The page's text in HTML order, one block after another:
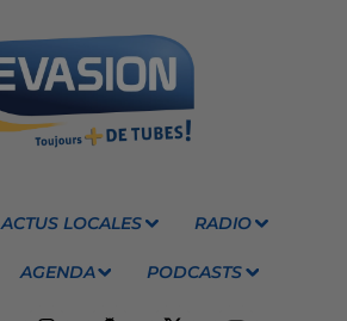
ACTUS LOCALES RADIO
AGENDA PODCASTS